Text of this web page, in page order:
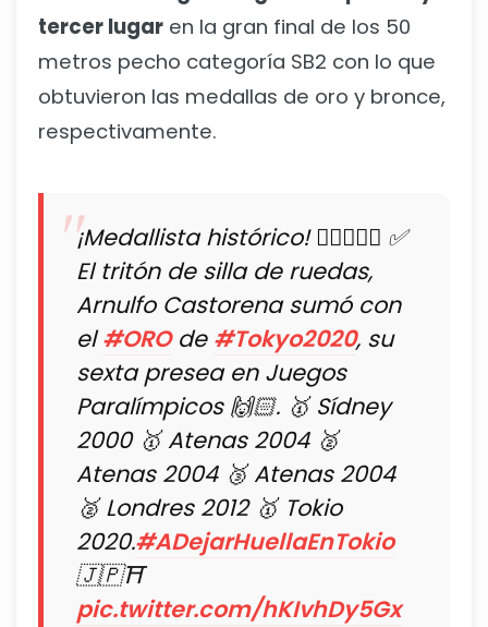
tercer lugar en la gran final de los 50
metros pecho categoría SB2 con lo que
obtuvieron las medallas de oro y bronce,
respectivamente.
¡Medallista histórico! 🏊🏼‍♂️🇲🇽 ✅
El tritón de silla de ruedas,
Arnulfo Castorena sumó con
el#OROde #Tokyo2020, su
sexta presea en Juegos
Paralímpicos 🙌🏻. 🥇 Sídney
2000 🥇 Atenas 2004 🥈
Atenas 2004 🥉 Atenas 2004
🥈 Londres 2012 🥇 Tokio
2020.#ADejarHuellaEnTokio
🇯🇵⛩️
pic.twitter.com/hKIvhDy5Gx